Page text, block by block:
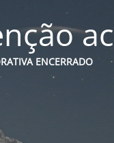
ENCERRADO